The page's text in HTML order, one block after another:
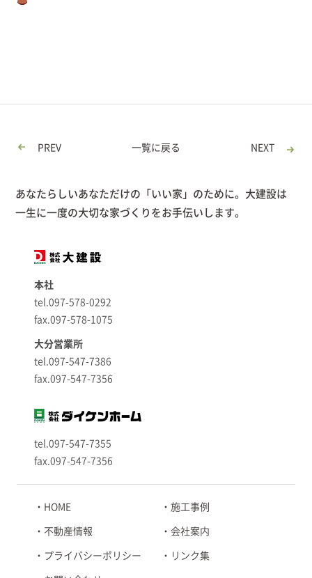
PREV 一覧に戻る NEXT
あなたらしいあなただけの「いい家」のために。大建設は
一生に一度の大切な家づくりをお手伝いします。
本社
tel.097-578-0292
fax.097-578-1075
大分営業所
tel.097-547-7386
fax.097-547-7356
tel.097-547-7355
fax.097-547-7356
HOME 施工事例
不動産情報 会社案内
プライバシーポリシー リンク集